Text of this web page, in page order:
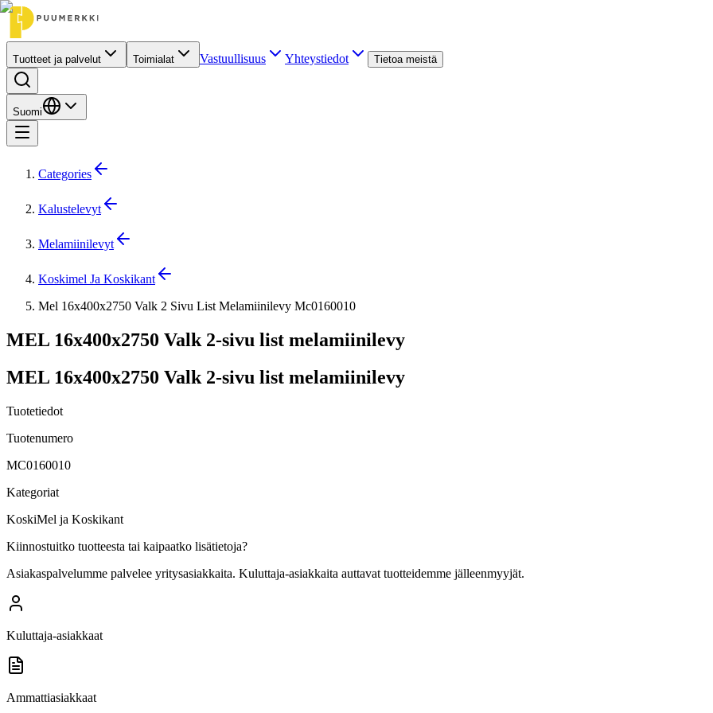
Tuotteet ja palvelut Toimialat Vastuullisuus Yhteystiedot Tietoa meistä
Suomi
Categories
Kalustelevyt
Melamiinilevyt
Koskimel Ja Koskikant
Mel 16x400x2750 Valk 2 Sivu List Melamiinilevy Mc0160010
MEL 16x400x2750 Valk 2-sivu list melamiinilevy
MEL 16x400x2750 Valk 2-sivu list melamiinilevy
Tuotetiedot
Tuotenumero
MC0160010
Kategoriat
KoskiMel ja Koskikant
Kiinnostuitko tuotteesta tai kaipaatko lisätietoja?
Asiakaspalvelumme palvelee yritysasiakkaita. Kuluttaja-asiakkaita auttavat tuotteidemme jälleenmyyjät.
Kuluttaja-asiakkaat
Ammattiasiakkaat